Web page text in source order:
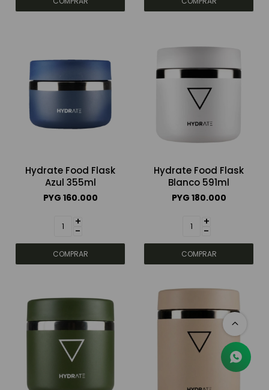
Hydrate Food Flask
Azul 355ml
PYG 160.000
+
-
Hydrate Food Flask
Blanco 591ml
PYG 180.000
+
-